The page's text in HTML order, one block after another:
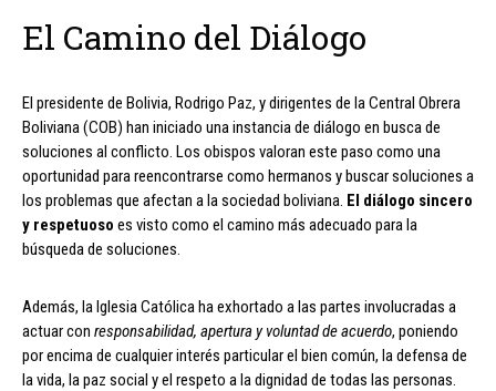
El Camino del Diálogo
El presidente de Bolivia, Rodrigo Paz, y dirigentes de la Central Obrera
Boliviana (COB) han iniciado una instancia de diálogo en busca de
soluciones al conflicto. Los obispos valoran este paso como una
oportunidad para reencontrarse como hermanos y buscar soluciones a
los problemas que afectan a la sociedad boliviana. El diálogo sincero
y respetuoso es visto como el camino más adecuado para la
búsqueda de soluciones.
Además, la Iglesia Católica ha exhortado a las partes involucradas a
actuar con responsabilidad, apertura y voluntad de acuerdo, poniendo
por encima de cualquier interés particular el bien común, la defensa de
la vida, la paz social y el respeto a la dignidad de todas las personas.